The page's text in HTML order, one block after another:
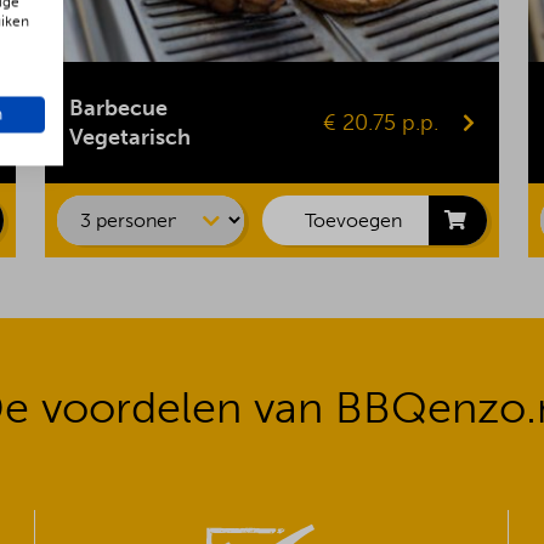
Barbecue
Vegetarisch
€ 20.75 p.p.
Vegaburger
Groentespies
Portobello
Toevoegen
voordelen van